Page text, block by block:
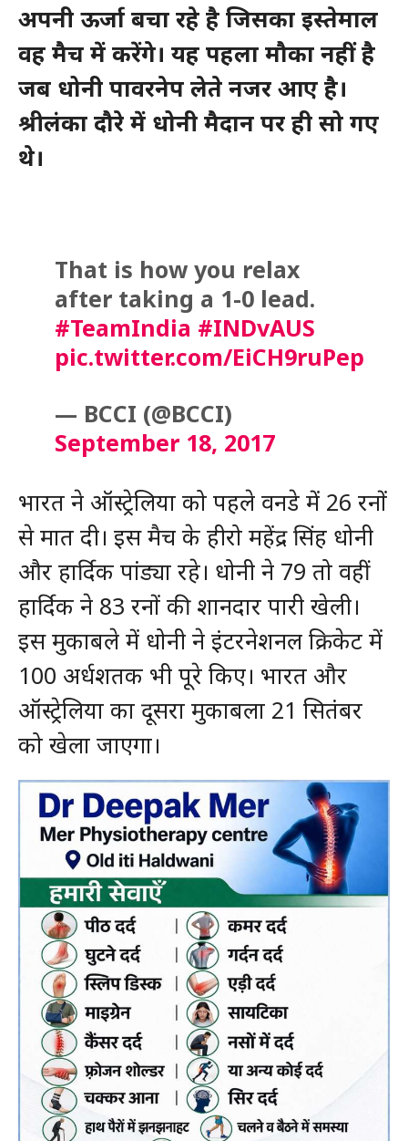
अपनी ऊर्जा बचा रहे है जिसका इस्तेमाल
वह मैच में करेंगे। यह पहला मौका नहीं है
जब धोनी पावरनेप लेते नजर आए है।
श्रीलंका दौरे में धोनी मैदान पर ही सो गए
थे।
That is how you relax
after taking a 1-0 lead.
#TeamIndia #INDvAUS
pic.twitter.com/EiCH9ruPep
— BCCI (@BCCI)
September 18, 2017
भारत ने ऑस्ट्रेलिया को पहले वनडे में 26 रनों
से मात दी। इस मैच के हीरो महेंद्र सिंह धोनी
और हार्दिक पांड्या रहे। धोनी ने 79 तो वहीं
हार्दिक ने 83 रनों की शानदार पारी खेली।
इस मुकाबले में धोनी ने इंटरनेशनल क्रिकेट में
100 अर्धशतक भी पूरे किए। भारत और
ऑस्ट्रेलिया का दूसरा मुकाबला 21 सितंबर
को खेला जाएगा।